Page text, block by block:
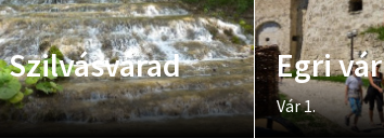
Szilvásvárad Egri vár
Vár 1.